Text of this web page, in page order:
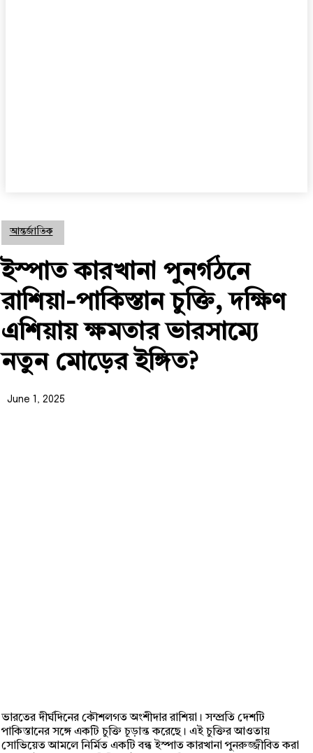
আন্তর্জাতিক
ইস্পাত কারখানা পুনর্গঠনে
রাশিয়া-পাকিস্তান চুক্তি, দক্ষিণ
এশিয়ায় ক্ষমতার ভারসাম্যে
নতুন মোড়ের ইঙ্গিত?
June 1, 2025
ভারতের দীর্ঘদিনের কৌশলগত অংশীদার রাশিয়া। সম্প্রতি দেশটি
পাকিস্তানের সঙ্গে একটি চুক্তি চূড়ান্ত করেছে। এই চুক্তির আওতায়
সোভিয়েত আমলে নির্মিত একটি বন্ধ ইস্পাত কারখানা পুনরুজ্জীবিত করা